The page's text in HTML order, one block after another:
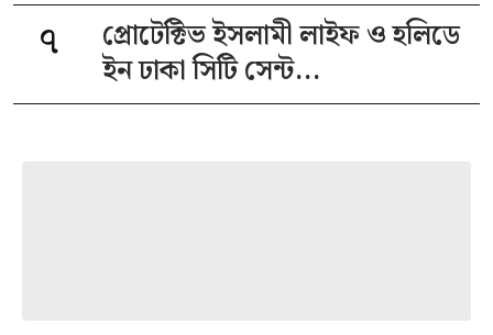
৭
প্রোটেক্টিভ ইসলামী লাইফ ও হলিডে
ইন ঢাকা সিটি সেন্ট...